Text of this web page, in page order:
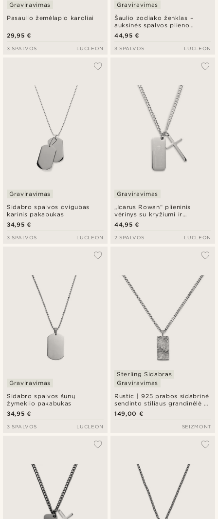
Pasaulio žemėlapio karoliai
Graviravimas
29,95 €
3 SPALVOS LUCLEON
Šaulio zodiako ženklas –
auksinės spalvos plieno
vėrinys
Graviravimas
44,95 €
3 SPALVOS LUCLEON
Sidabro spalvos dvigubas
karinis pakabukas
Graviravimas
34,95 €
3 SPALVOS LUCLEON
„Icarus Rowan“ plieninis
vėrinys su kryžiumi ir
pakabuku „dog tag“
Graviravimas
44,95 €
2 SPALVOS LUCLEON
Sidabro spalvos šunų
žymeklio pakabukas
Graviravimas
34,95 €
3 SPALVOS LUCLEON
Rustic | 925 prabos sidabrinė
sendinto stiliaus grandinėlė su
plokštele
Sterling Sidabras
Graviravimas
149,00 €
SEIZMONT